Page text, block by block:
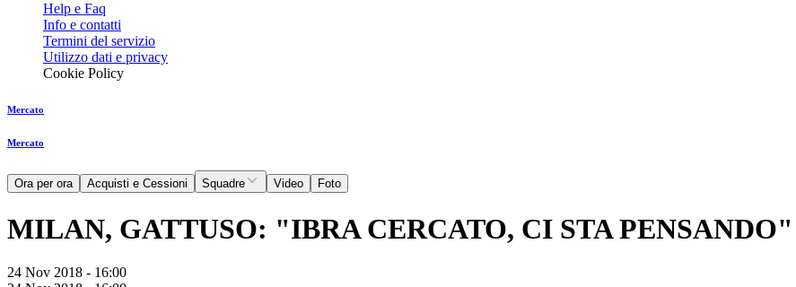
Help e Faq
Info e contatti
Termini del servizio
Utilizzo dati e privacy
Cookie Policy
Mercato
Mercato
Ora per ora Acquisti e Cessioni Squadre Video Foto
MILAN, GATTUSO: "IBRA CERCATO, CI STA PENSANDO"
24 Nov 2018 - 16:00